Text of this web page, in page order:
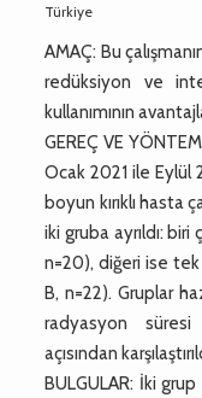
Türkiye
AMAÇ: Bu
redüksiyon ve
kullanımının
GEREÇ VE
Ocak 2021 ile
boyun kırıklı hasta
iki gruba ayrıldı:
n=20), diğeri ise tek
B, n=22). Gruplar
radyasyon
açısından
BULGULAR: İki grup